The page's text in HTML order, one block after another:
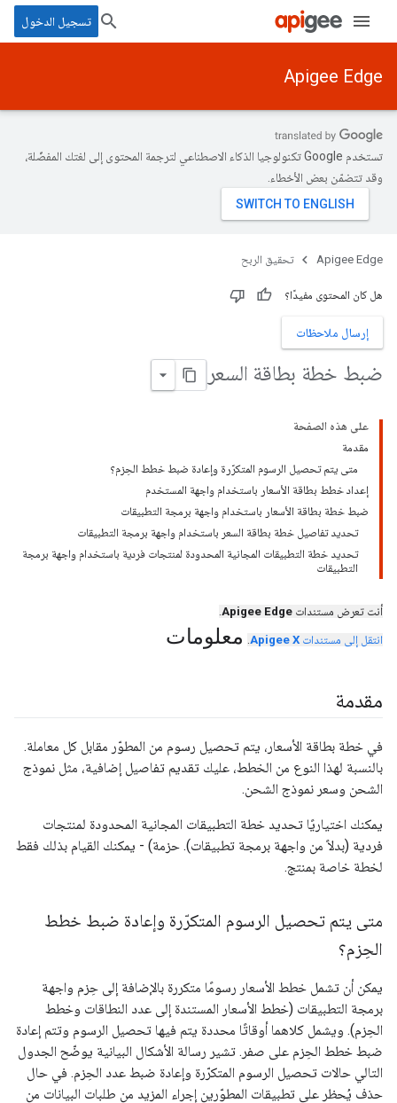
تسجيل الدخول
Apigee Edge
تستخدم Google تكنولوجيا الذكاء الاصطناعي لترجمة المحتوى إلى لغتك المفضّلة،
وقد تتضمّن بعض الأخطاء.
Apigee Edge تحقيق الربح
هل كان المحتوى مفيدًا؟
إرسال ملاحظات
ضبط خطة بطاقة السعر
على هذه الصفحة
مقدمة
متى يتم تحصيل الرسوم المتكرّرة وإعادة ضبط خطط الحِزم؟
إعداد خطط بطاقة الأسعار باستخدام واجهة المستخدم
ضبط خطة بطاقة الأسعار باستخدام واجهة برمجة التطبيقات
تحديد تفاصيل خطة بطاقة السعر باستخدام واجهة برمجة التطبيقات
تحديد خطة التطبيقات المجانية المحدودة لمنتجات فردية باستخدام واجهة برمجة
التطبيقات
أنت تعرض مستندات Apigee Edge
.
انتقل إلى مستندات Apigee X
. معلومات
مقدمة
في خطة بطاقة الأسعار، يتم تحصيل رسوم من المطوّر مقابل كل معاملة.
بالنسبة لهذا النوع من الخطط، عليك تقديم تفاصيل إضافية، مثل نموذج
الشحن وسعر نموذج الشحن.
يمكنك اختياريًا تحديد خطة التطبيقات المجانية المحدودة لمنتجات
فردية (بدلاً من واجهة برمجة تطبيقات). حزمة) - يمكنك القيام بذلك فقط
لخطة خاصة بمنتج.
متى يتم تحصيل الرسوم المتكرّرة وإعادة ضبط خطط
الحِزم؟
يمكن أن تشمل خطط الأسعار رسومًا متكررة بالإضافة إلى حِزم واجهة
برمجة التطبيقات (خطط الأسعار المستندة إلى عدد النطاقات وخطط
الحِزم). ويشمل كلاهما أوقاتًا محددة يتم فيها تحصيل الرسوم وتتم إعادة
ضبط خطط الحِزم على صفر. تشير رسالة الأشكال البيانية يوضّح الجدول
التالي حالات تحصيل الرسوم المتكرّرة وإعادة ضبط عدد الحِزم. في حال
حذف يُحظر على تطبيقات المطوّرين إجراء المزيد من طلبات البيانات من